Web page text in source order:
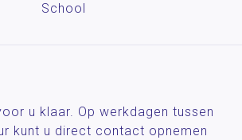
School
u klaar. Op werkdagen tussen
kunt u direct contact opnemen